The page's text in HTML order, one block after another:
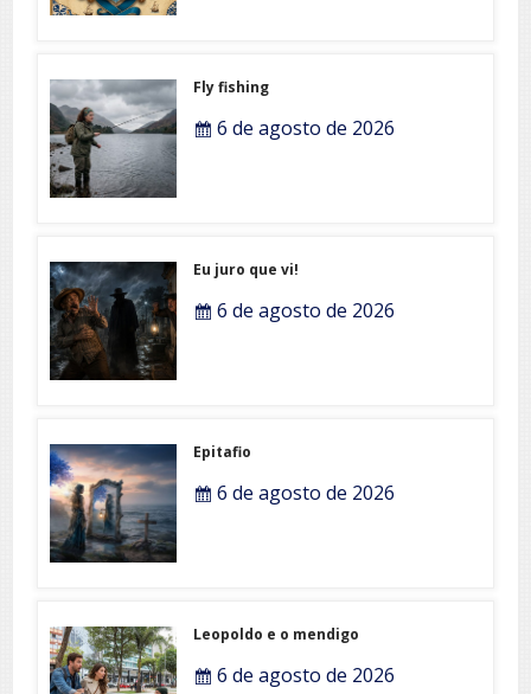
Fly fishing
6 de agosto de 2026
Eu juro que vi!
6 de agosto de 2026
Epitafio
6 de agosto de 2026
Leopoldo e o mendigo
6 de agosto de 2026